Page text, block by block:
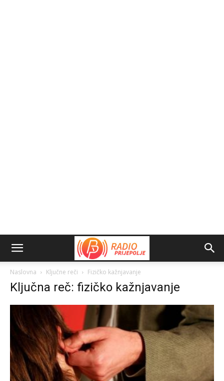
Naslovna Ključne reči Fizičko kažnjavanje
Ključna reč: fizičko kažnjavanje